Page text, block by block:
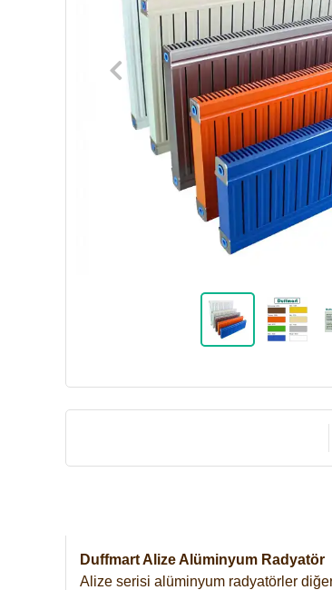
Duffmart Alize Alüminyum Radyatör
Alize serisi alüminyum radyatörler